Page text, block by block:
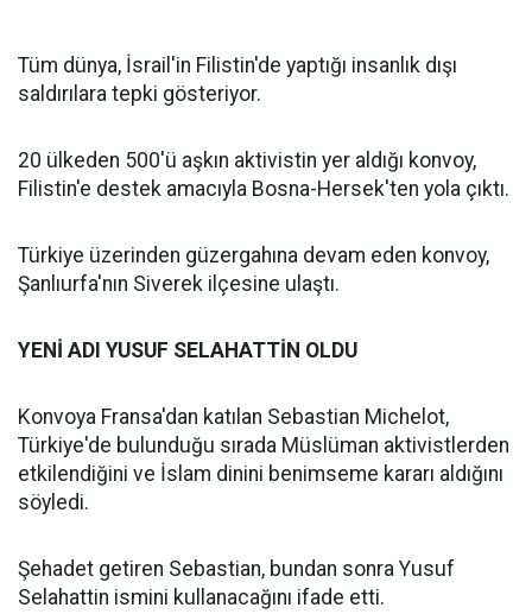
Tüm dünya, İsrail'in Filistin'de yaptığı insanlık dışı
saldırılara tepki gösteriyor.
20 ülkeden 500'ü aşkın aktivistin yer aldığı konvoy,
Filistin'e destek amacıyla Bosna-Hersek'ten yola çıktı.
Türkiye üzerinden güzergahına devam eden konvoy,
Şanlıurfa'nın Siverek ilçesine ulaştı.
YENİ ADI YUSUF SELAHATTİN OLDU
Konvoya Fransa'dan katılan Sebastian Michelot,
Türkiye'de bulunduğu sırada Müslüman aktivistlerden
etkilendiğini ve İslam dinini benimseme kararı aldığını
söyledi.
Şehadet getiren Sebastian, bundan sonra Yusuf
Selahattin ismini kullanacağını ifade etti.